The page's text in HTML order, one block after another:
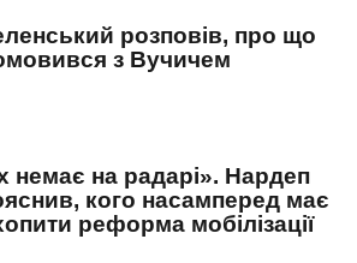
розповів, про що
з Вучичем
немає на радарі». Нардеп
кого насамперед має
реформа мобілізації